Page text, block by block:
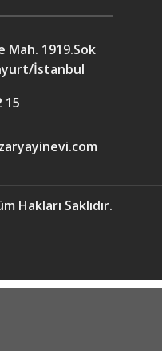
1919.Sok
İstanbul
15
Hakları Saklıdır.